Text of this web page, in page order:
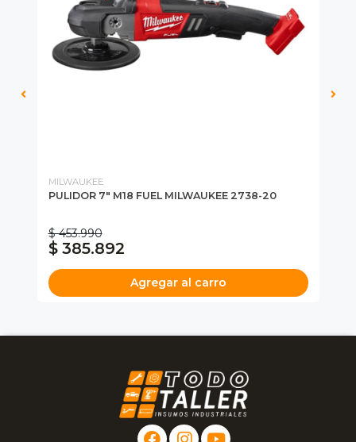
MILWAUKEE
PULIDOR 7" M18 FUEL MILWAUKEE 2738-20
$ 453.990
$ 385.892
Agregar al carro